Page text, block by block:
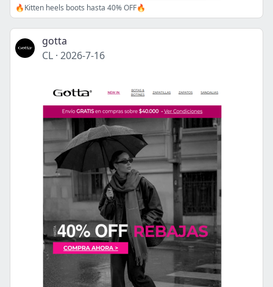
🔥Kitten heels boots hasta 40% OFF🔥
gotta
CL · 2026-7-16